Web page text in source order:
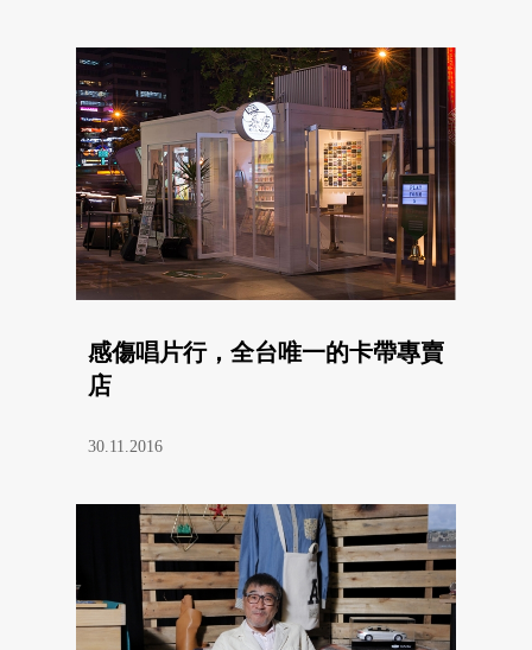
感傷唱片行，全台唯一的卡帶專賣
店
30.11.2016